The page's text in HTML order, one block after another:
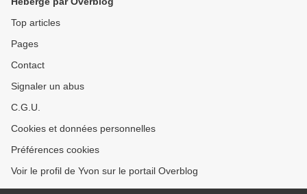
Top articles
Pages
Contact
Signaler un abus
C.G.U.
Cookies et données personnelles
Préférences cookies
Voir le profil de Yvon sur le portail Overblog